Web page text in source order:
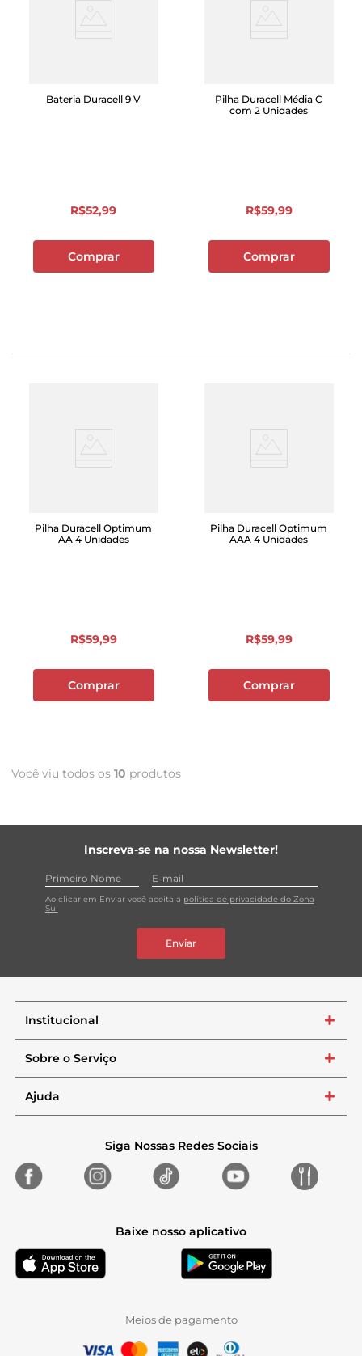
Bateria Duracell 9 V
R$52,99
Comprar
Pilha Duracell Média C
com 2 Unidades
R$59,99
Comprar
Pilha Duracell Optimum
AA 4 Unidades
R$59,99
Comprar
Pilha Duracell Optimum
AAA 4 Unidades
R$59,99
Comprar
Você viu todos os 10 produtos
Inscreva-se na nossa Newsletter!
Ao clicar em Enviar você aceita a política de privacidade do Zona
Sul
Enviar
Institucional +
Sobre o Serviço +
Ajuda +
Siga Nossas Redes Sociais
Baixe nosso aplicativo
Meios de pagamento